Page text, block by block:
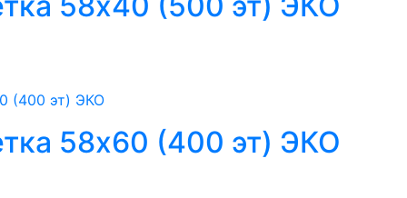
58х60 (400 эт) ЭКО